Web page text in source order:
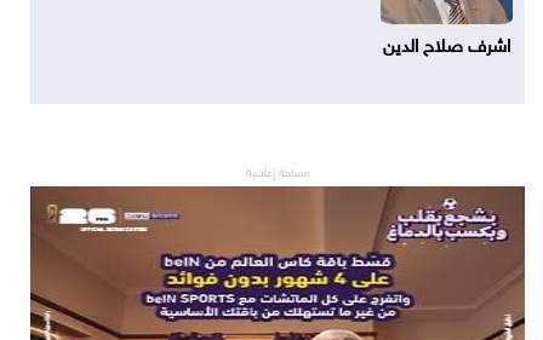
اشرف صلاح الدين
مساحة إعلانية